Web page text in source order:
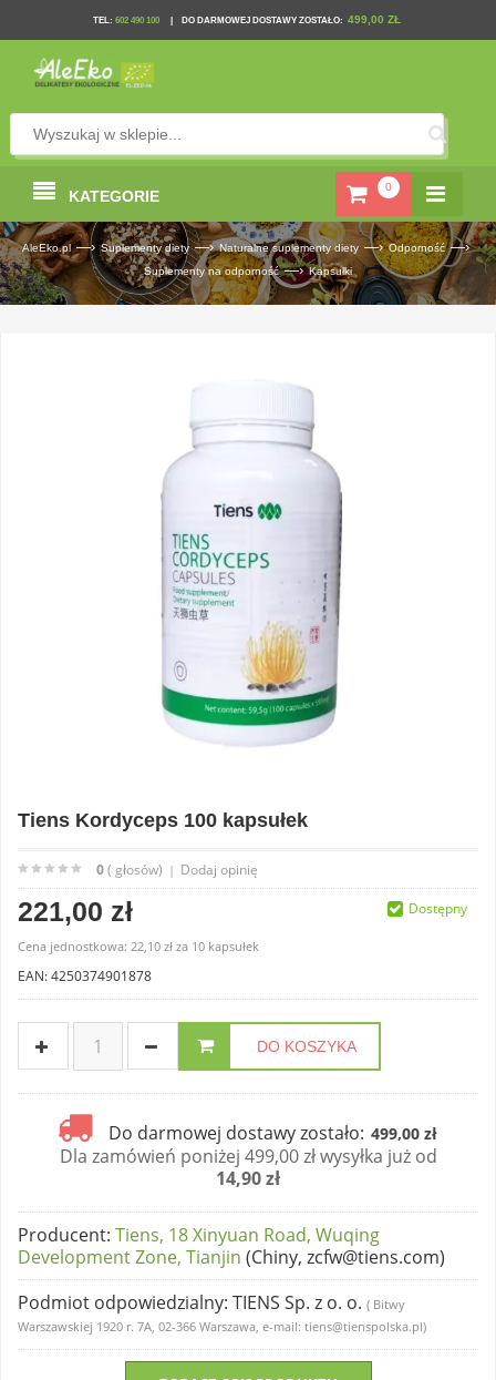
TEL: 602 490 100 DO DARMOWEJ DOSTAWY ZOSTAŁO: 499,00 ZŁ
0
KATEGORIE
AleEko.pl —› Suplementy diety —› Naturalne suplementy diety —› Odporność —›
Suplementy na odporność —› Kapsułki
Tiens Kordyceps 100 kapsułek
0( głosów) | Dodaj opinię
221,00 zł
Cena jednostkowa: 22,10 zł za 10 kapsułek
EAN: 4250374901878
DO KOSZYKA
Do darmowej dostawy zostało: 499,00 zł
Dla zamówień poniżej 499,00 zł wysyłka już od
14,90 zł
Dostępny
Producent: Tiens, 18 Xinyuan Road, Wuqing
Development Zone, Tianjin (Chiny, zcfw@tiens.com)
Podmiot odpowiedzialny: TIENS Sp. z o. o. ( Bitwy
Warszawskiej 1920 r. 7A, 02-366 Warszawa, e-mail: tiens@tienspolska.pl)